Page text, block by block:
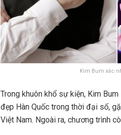
Kim Bum xác
Trong khuôn khổ sự kiện, Kim
đẹp Hàn Quốc trong thời đại số,
Việt Nam. Ngoài ra, chương trình